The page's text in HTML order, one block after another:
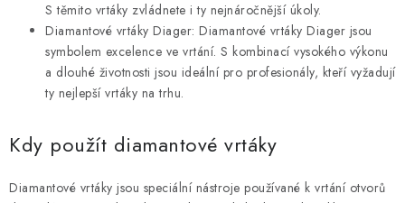
S těmito vrtáky zvládnete i ty nejnáročnější úkoly.
Diamantové vrtáky Diager: Diamantové vrtáky Diager jsou
symbolem excelence ve vrtání. S kombinací vysokého výkonu
a dlouhé životnosti jsou ideální pro profesionály, kteří vyžadují
ty nejlepší vrtáky na trhu.
Kdy použít diamantové vrtáky
Diamantové vrtáky jsou speciální nástroje používané k vrtání otvorů